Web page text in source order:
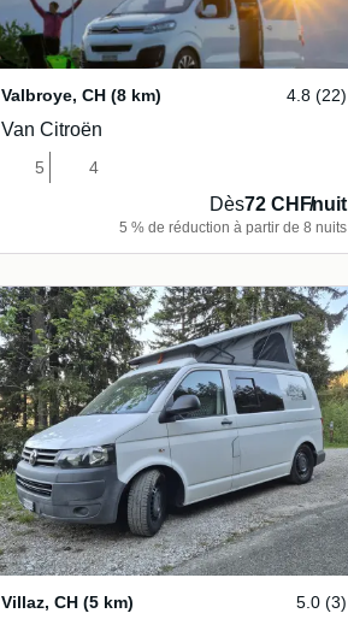
Valbroye, CH (8 km) 4.8 (22)
Van Citroën
5 4
Dès72 CHF/nuit
5 % de réduction à partir de 8 nuits
Villaz, CH (5 km) 5.0 (3)